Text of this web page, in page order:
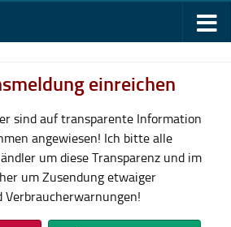
einreichen
sind auf transparente Information
angewiesen! Ich bitte alle
um diese Transparenz und im
um Zusendung etwaiger